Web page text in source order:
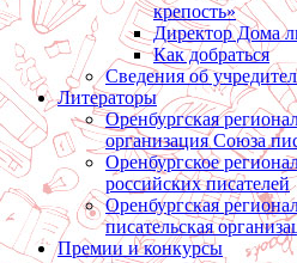
крепость»
Директор Дома
Как добраться
Сведения об
Литераторы
Оренбургская
организация Союза
Оренбургское
российских писателей
Оренбургская
писательская
Премии и конкурсы